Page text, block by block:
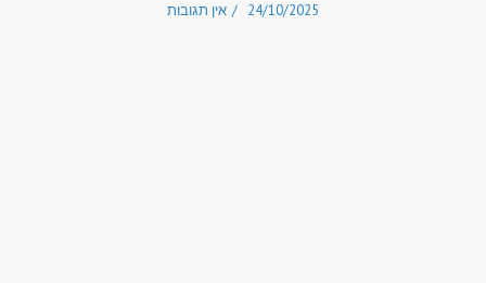
24/10/2025 אין תגובות